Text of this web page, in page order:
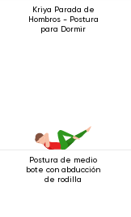
Kriya Parada de
Hombros - Postura
para Dormir
Postura de medio
bote con abducción
de rodilla